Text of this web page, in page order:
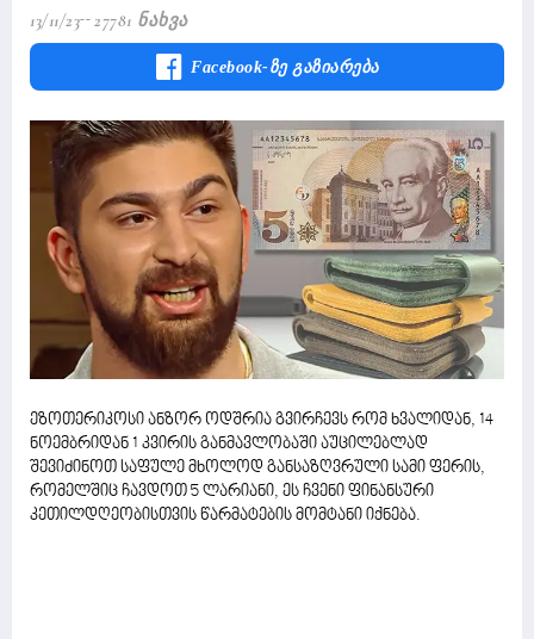
13/11/23 27781 Ნახვა
Facebook-Ზე Გაზიარება
ეზოთერიკოსი ანზორ ოდშრია გვირჩევს რომ ხვალიდან, 14
ნოემბრიდან 1 კვირის განმავლობაში აუცილებლად
შევიძინოთ საფულე მხოლოდ განსაზღვრული სამი ფერის,
რომელშიც ჩავდოთ 5 ლარიანი, ეს ჩვენი ფინანსური
კეთილდღეობისთვის წარმატების მომტანი იქნება.